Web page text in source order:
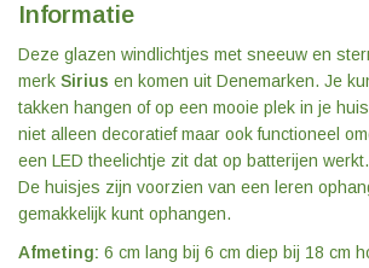
Informatie
Deze glazen windlichtjes met sneeuw en
merk Sirius en komen uit Denemarken. Je
takken hangen of op een mooie plek in je
niet alleen decoratief maar ook functioneel
een LED theelichtje zit dat op batterijen werkt.
De huisjes zijn voorzien van een leren
gemakkelijk kunt ophangen.
Afmeting: 6 cm lang bij 6 cm diep bij 18 cm